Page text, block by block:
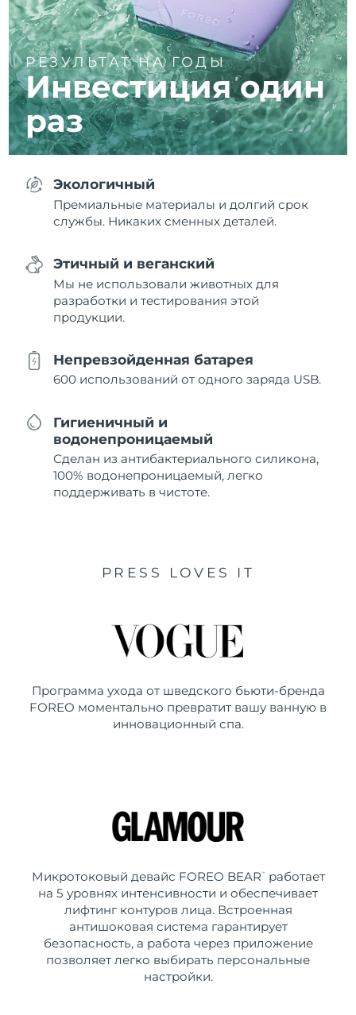
РЕЗУЛЬТАТ НА ГОДЫ
Инвестиция один
раз
Экологичный
Премиальные материалы и долгий срок
службы. Никаких сменных деталей.
Этичный и веганский
Мы не использовали животных для
разработки и тестирования этой
продукции.
Непревзойденная батарея
600 использований от одного заряда USB.
Гигиеничный и
водонепроницаемый
Сделан из антибактериального силикона,
100% водонепроницаемый, легко
поддерживать в чистоте.
PRESS LOVES IT
Программа ухода от шведского бьюти-бренда
FOREO моментально превратит вашу ванную в
инновационный спа.
Микротоковый девайс FOREO BEAR ™
работает
на 5 уровнях интенсивности и обеспечивает
лифтинг контуров лица. Встроенная
антишоковая система гарантирует
безопасность, а работа через приложение
позволяет легко выбирать персональные
настройки.